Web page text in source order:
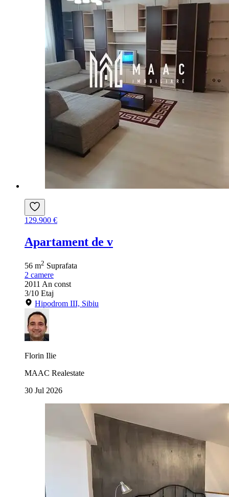
129.900 €
Apartament de v
56 m2 Suprafata
2 camere
2011 An const
3/10 Etaj
Hipodrom III, Sibiu
Florin Ilie
MAAC Realestate
30 Jul 2026